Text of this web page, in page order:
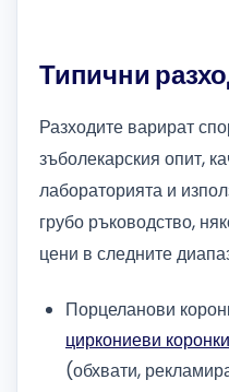
Типични
Разходите варират
зъболекарския опит,
лабораторията и
грубо ръководство,
цени в следните
Порцеланови
циркониеви коронки
(обхвати,